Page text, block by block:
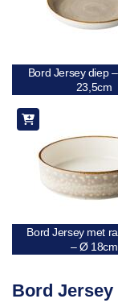
Bord Jersey diep
23,5cm
Bord Jersey met
– Ø 18cm
Bord